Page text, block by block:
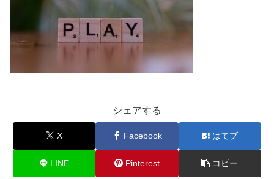
シェアする
X Facebook はてブ
LINE Pinterest コピー